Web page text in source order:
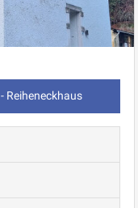
- Reiheneckhaus